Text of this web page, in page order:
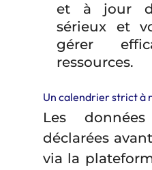
et à jour
sérieux et
gérer
ressources.
Un calendrier strict à
Les
déclarées
via la